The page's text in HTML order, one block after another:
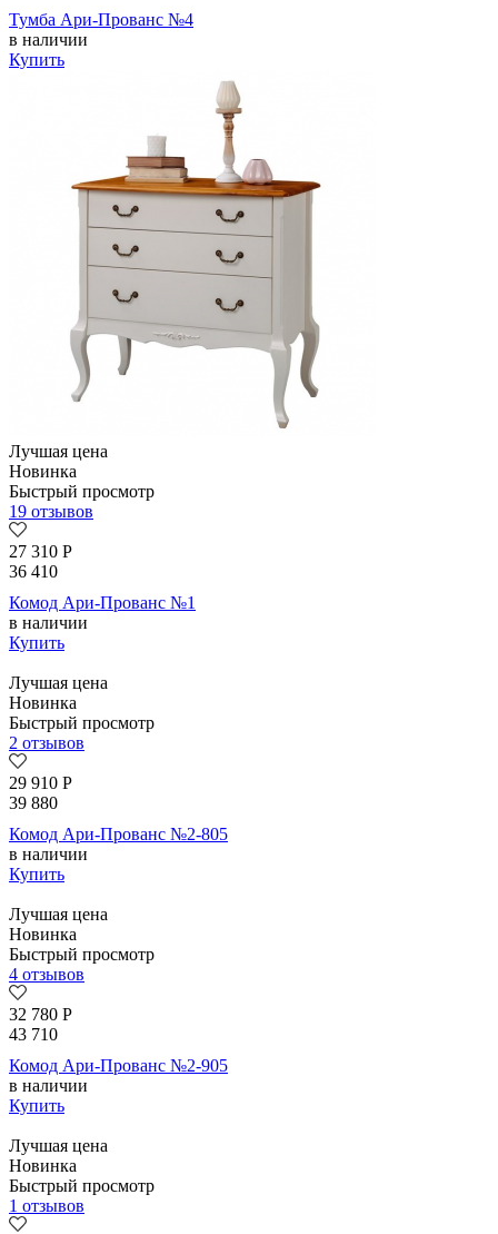
Тумба Ари-Прованс №4
в наличии
Купить
Лучшая цена
Новинка
Быстрый просмотр
19 отзывов
27 310 Р
36 410
Комод Ари-Прованс №1
в наличии
Купить
Лучшая цена
Новинка
Быстрый просмотр
2 отзывов
29 910 Р
39 880
Комод Ари-Прованс №2-805
в наличии
Купить
Лучшая цена
Новинка
Быстрый просмотр
4 отзывов
32 780 Р
43 710
Комод Ари-Прованс №2-905
в наличии
Купить
Лучшая цена
Новинка
Быстрый просмотр
1 отзывов